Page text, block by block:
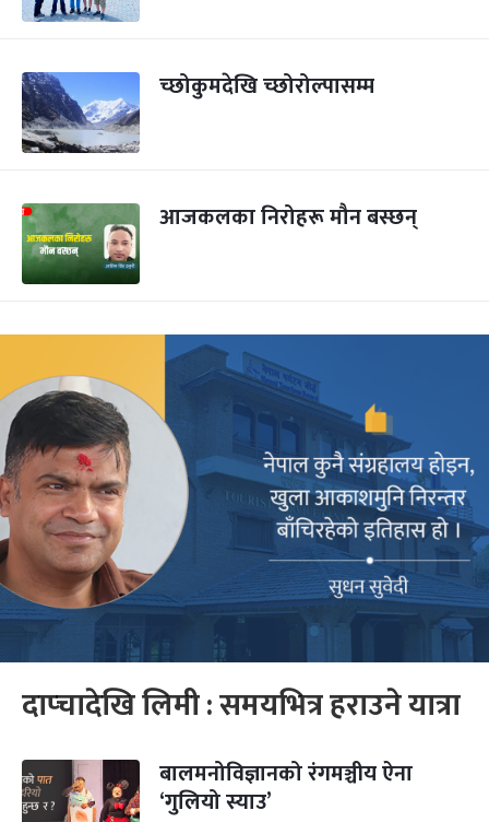
च्छोकुमदेखि च्छोरोल्पासम्म
आजकलका निरोहरू मौन बस्छन्
दाप्चादेखि लिमी : समयभित्र हराउने यात्रा
बालमनोविज्ञानको रंगमञ्चीय ऐना
‘गुलियो स्याउ’